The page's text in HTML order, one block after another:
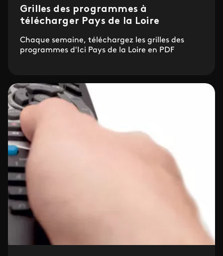
Grilles des programmes à
télécharger Pays de la Loire
Chaque semaine, téléchargez les grilles des
programmes d'Ici Pays de la Loire en PDF